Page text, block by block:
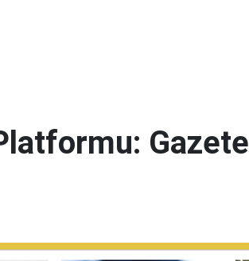
Gazete